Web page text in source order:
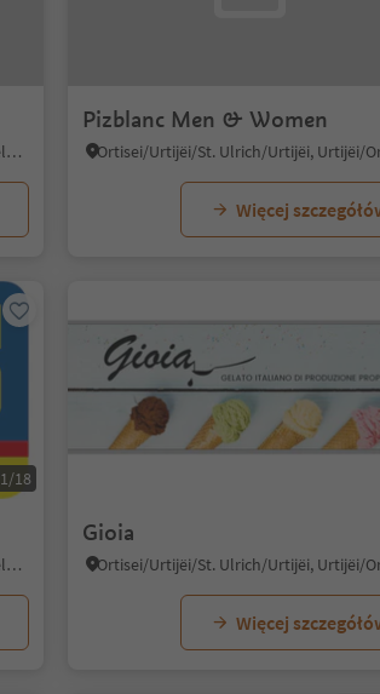
Selva/Sëlva/Wolkenstein/Sëlva, Sëlva/Selva di Val Gardena, Dolomites Region Val Gardena
Pizblanc Men & Women
Więcej
1/18
Selva/Sëlva/Wolkenstein/Sëlva, Sëlva/Selva di Val Gardena, Dolomites Region Val Gardena
Gioia
Więcej